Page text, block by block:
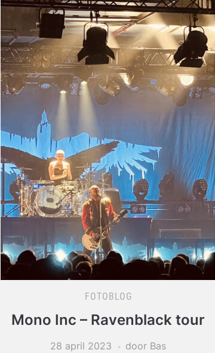
FOTOBLOG
Mono Inc – Ravenblack tour
28 april 2023 door Bas